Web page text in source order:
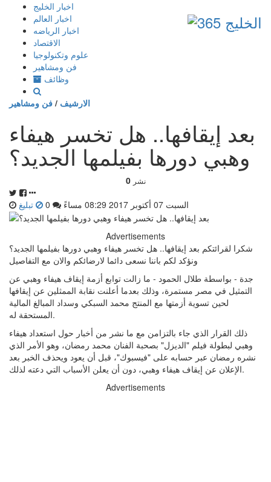
إذهب
المحتوى
اخبار الخليج
اخبار العالم
اخبار الرياضه
الاقتصاد
علوم وتكنولوجيا
فن ومشاهير
وظائف
الارشيف / فن ومشاهير
بعد إيقافها.. هل تخسر هيفاء
وهبي دورها بفيلمها الجديد؟
0 نشر
السبت 07 أكتوبر 2017 08:29 مساءً تبليغ
Advertisements
شكرا لقرائتكم بعد إيقافها.. هل تخسر هيفاء وهبي دورها بفيلمها الجديد؟
ونؤكد لكم باننا نسعى دائما لارضائكم والان مع التفاصيل
جدة - بواسطة طلال الحمود - ما زالت توابع أزمة إيقاف هيفاء وهبي عن
التمثيل في مصر مستمرة، وذلك بعدما أعلنت نقابة الممثلين عن إيقافها
لحين تسوية أزمتها مع المنتج محمد السبكي وسداد المبالغ المالية
المستحقة له.
ذلك القرار الذي جاء بالتزامن مع ما نشر من أخبار حول استعداد هيفاء
وهبي لبطولة فيلم "الديزل" بصحبة الفنان محمد رمضان، وهو الأمر الذي
نشره رمضان عبر حسابه على "فيسبوك"، قبل أن يعود ويحذف الخبر بعد
الإعلان عن إيقاف هيفاء وهبي، دون أن يعلن الأسباب التي دعته لذلك.
Advertisements